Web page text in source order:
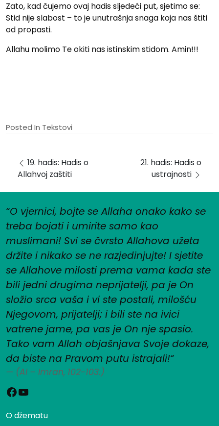
Zato, kad čujemo ovaj hadis sljedeći put, sjetimo se:
Stid nije slabost – to je unutrašnja snaga koja nas štiti
od propasti.
Allahu molimo Te okiti nas istinskim stidom. Amin!!!
Posted In Tekstovi
Post navigation
19. hadis: Hadis o
Allahvoj zaštiti
21. hadis: Hadis o
ustrajnosti
“O vjernici, bojte se Allaha onako kako se
treba bojati i umirite samo kao
muslimani! Svi se čvrsto Allahova užeta
držite i nikako se ne razjedinjujte! I sjetite
se Allahove milosti prema vama kada ste
bili jedni drugima neprijatelji, pa je On
složio srca vaša i vi ste postali, milošću
Njegovom, prijatelji; i bili ste na ivici
vatrene jame, pa vas je On nje spasio.
Tako vam Allah objašnjava Svoje dokaze,
da biste na Pravom putu istrajali!“
(Al – Imran, 102-103.)
Facebook
YouTube
O džematu